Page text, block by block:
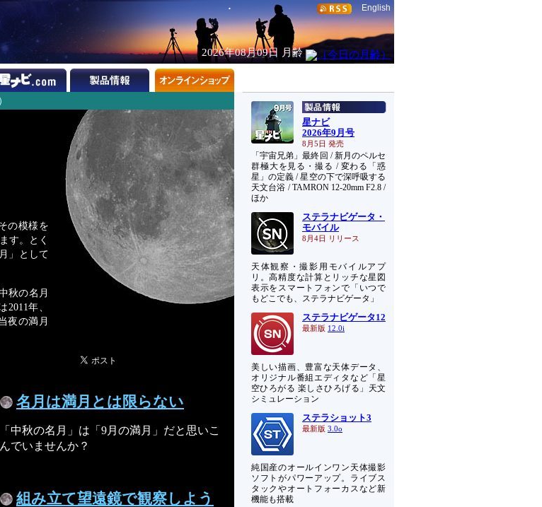
English
2026年08月09日 月齢
の模様を
す。とく
」として
秋の名月
年、
夜の満月
名月は満月とは限らない
「中秋の名月」は「9月の満月」だと思いこ
んでいませんか？
組み立て望遠鏡で観察しよう
星ナビ
2026年9月号
8月5日 発売
「宇宙兄弟」最終回 / 新月のペルセ
群極大を見る・撮る / 変わる「惑
星」の定義 / 星空の下で深呼吸する
天文台浴 / TAMRON 12-20mm F2.8 /
ほか
ステラナビゲータ・
モバイル
8月4日 リリース
天体観察・撮影用モバイルアプ
リ。高精度な計算とリッチな星図
表示をスマートフォンで「いつで
もどこでも、ステラナビゲータ」
ステラナビゲータ12
最新版 12.0i
美しい描画、豊富な天体データ、
オリジナル番組エディタなど「星
空ひろがる 楽しさひろげる」天文
シミュレーション
ステラショット3
最新版 3.0o
純国産のオールインワン天体撮影
ソフトがパワーアップ。ライブス
タックやオートフォーカスなど新
機能も搭載